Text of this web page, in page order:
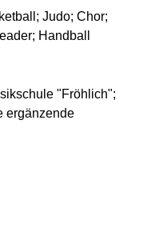
Judo; Chor;
Handball
"Fröhlich";
ergänzende